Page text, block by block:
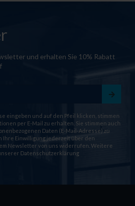
und erhalten Sie 10% Rabatt
eingeben und auf den Pfeil klicken, stimmen
per E-Mail zu erhalten. Sie stimmen auch
Daten (E-Mail-Adresse) zu
Ihre Einwilligung jederzeit über den
Newsletter von uns widerrufen. Weitere
Datenschutzerklärung